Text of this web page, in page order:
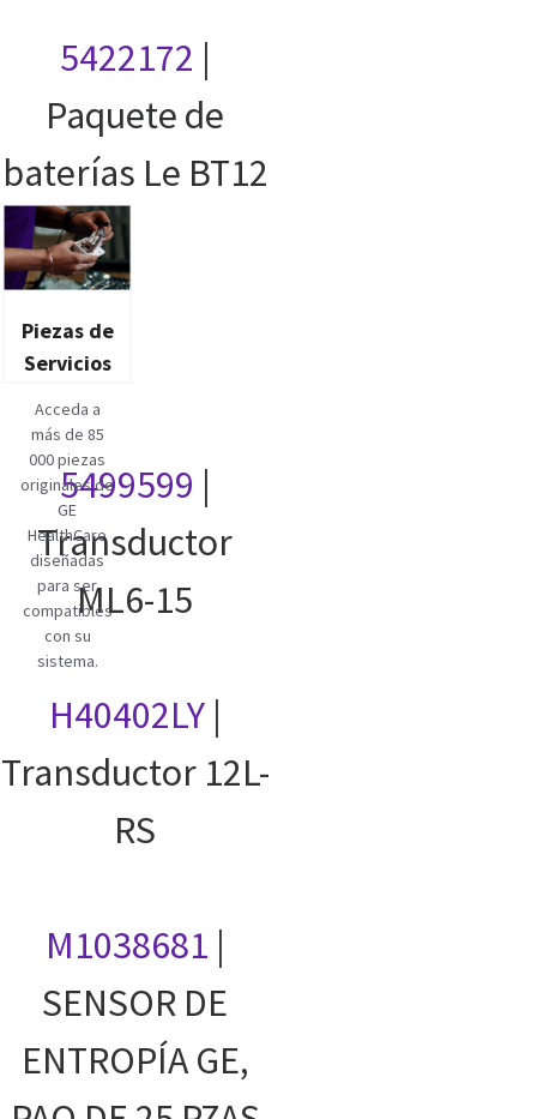
5422172 |
Paquete de
baterías Le BT12
Piezas de
Servicios
Acceda a
más de 85
000 piezas
originales de
GE
HealthCare
diseñadas
para ser
compatibles
con su
sistema.
5499599 |
Transductor
ML6-15
H40402LY|
Transductor 12L-
RS
M1038681 |
SENSOR DE
ENTROPÍA GE,